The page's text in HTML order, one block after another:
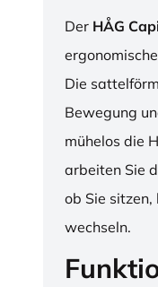
Der HÅG
Die
Bewegung
mühelos die
arbeiten Sie
ob Sie
wechseln.